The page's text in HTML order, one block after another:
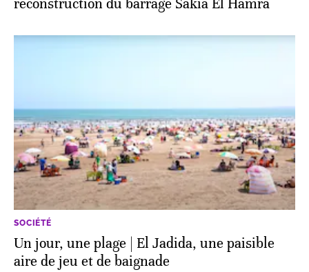
reconstruction du barrage Sakia El Hamra
SOCIÉTÉ
Un jour, une plage | El Jadida, une paisible
aire de jeu et de baignade